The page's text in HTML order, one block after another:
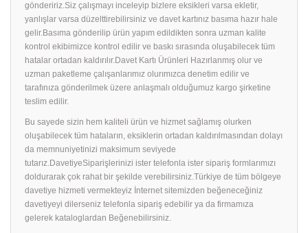
göndeririz.Siz çalışmayı inceleyip bizlere eksikleri varsa ekletir,
yanlışlar varsa düzelttirebilirsiniz ve davet kartınız basıma hazır hale
gelir.Basıma gönderilip ürün yapım edildikten sonra uzman kalite
kontrol ekibimizce kontrol edilir ve baskı sırasında oluşabilecek tüm
hatalar ortadan kaldırılır.Davet Kartı Ürünleri Hazırlanmış olur ve
uzman paketleme çalışanlarımız olurımızca denetim edilir ve
tarafınıza gönderilmek üzere anlaşmalı olduğumuz kargo şirketine
teslim edilir.
Bu sayede sizin hem kaliteli ürün ve hizmet sağlamış olurken
oluşabilecek tüm hataların, eksiklerin ortadan kaldırılmasından dolayı
da memnuniyetinizi maksimum seviyede
tutarız.DavetiyeSiparişlerinizi ister telefonla ister sipariş formlarımızı
doldurarak çok rahat bir şekilde verebilirsiniz.Türkiye de tüm bölgeye
davetiye hizmeti vermekteyiz İnternet sitemizden beğeneceğiniz
davetiyeyi dilerseniz telefonla sipariş edebilir ya da firmamıza
gelerek kataloglardan Beğenebilirsiniz.